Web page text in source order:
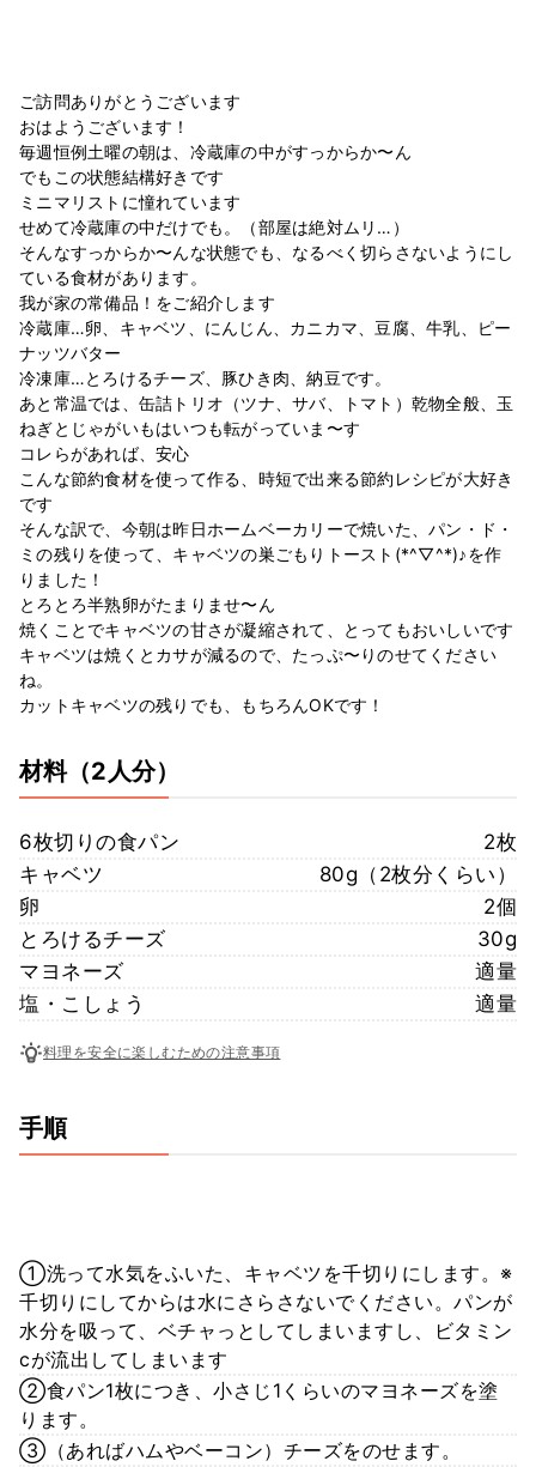
ご訪問ありがとうございます
おはようございます！
毎週恒例土曜の朝は、冷蔵庫の中がすっからか〜ん
でもこの状態結構好きです
ミニマリストに憧れています
せめて冷蔵庫の中だけでも。（部屋は絶対ムリ…）
そんなすっからか〜んな状態でも、なるべく切らさないようにし
ている食材があります。
我が家の常備品！をご紹介します
冷蔵庫…卵、キャベツ、にんじん、カニカマ、豆腐、牛乳、ピー
ナッツバター
冷凍庫…とろけるチーズ、豚ひき肉、納豆です。
あと常温では、缶詰トリオ（ツナ、サバ、トマト）乾物全般、玉
ねぎとじゃがいもはいつも転がっていま〜す
コレらがあれば、安心
こんな節約食材を使って作る、時短で出来る節約レシピが大好き
です
そんな訳で、今朝は昨日ホームベーカリーで焼いた、パン・ド・
ミの残りを使って、キャベツの巣ごもりトースト(*^▽^*)♪を作
りました！
とろとろ半熟卵がたまりませ〜ん
焼くことでキャベツの甘さが凝縮されて、とってもおいしいです
キャベツは焼くとカサが減るので、たっぷ〜りのせてください
ね。
カットキャベツの残りでも、もちろんOKです！
材料（2人分）
6枚切りの食パン
2枚
キャベツ
80g（2枚分くらい）
卵
2個
とろけるチーズ
30g
マヨネーズ
適量
塩・こしょう
適量
料理を安全に楽しむための注意事項
手順
①洗って水気をふいた、キャベツを千切りにします。※
千切りにしてからは水にさらさないでください。パンが
水分を吸って、ベチャっとしてしまいますし、ビタミン
cが流出してしまいます
②食パン1枚につき、小さじ1くらいのマヨネーズを塗
ります。
③（あればハムやベーコン）チーズをのせます。